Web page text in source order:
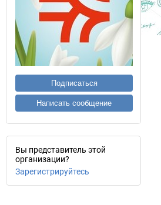
Подписаться
Написать сообщение
Вы представитель этой
организации?
Зарегистрируйтесь